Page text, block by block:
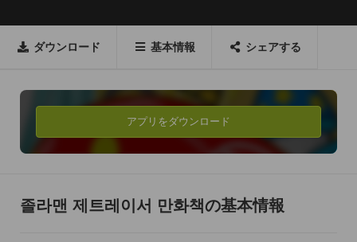
★ 줄거리 ★
의를 탐험하는 학습 만화책. 피라미드의 신비를 비롯해 불가사의
를 파헤치는 졸라맨의 이야기가 흥미진진하게 펼쳐집니다.
제트레이서』시리즈 제2권 ≪중국 고대 유적지≫편.
"중국 고대 유적지"에서 졸라맨은 신나는 레이서를 펼치며 황하
강, 소림사, 만리장성을 탐험하게 됩니다.
ダウンロード 基本情報 シェアする
アプリをダウンロード
졸라맨 제트레이서 만화책の基本情報